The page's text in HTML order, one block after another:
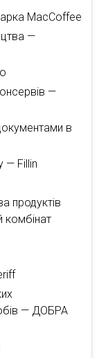
MacCoffee
—
—
в
— Fillin
продуктів
комбінат
— ДОБРА